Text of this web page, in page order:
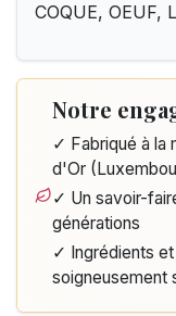
COQUE, OEUF,
Notre
✓ Fabriqué à la
d'Or
✓ Un savoir-
générations
✓ Ingrédients
soigneusement